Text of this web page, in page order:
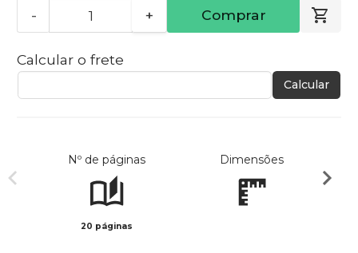
- + Comprar
Calcular o frete
Calcular
Nº de páginas
20 páginas
Dimensões